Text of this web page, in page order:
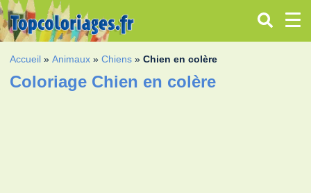
Accueil »Animaux »Chiens »Chien en colère
Coloriage Chien en colère